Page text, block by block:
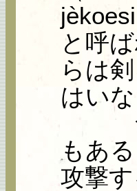
と呼
らは
はいな
シリ
もあ
攻撃